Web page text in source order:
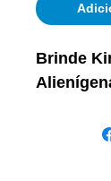
Brinde